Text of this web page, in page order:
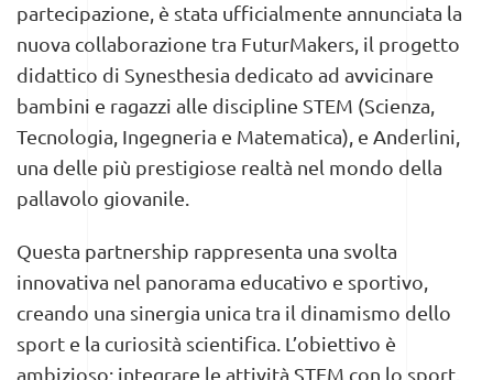
partecipazione, è stata ufficialmente annunciata la
nuova collaborazione tra FuturMakers, il progetto
didattico di Synesthesia dedicato ad avvicinare
bambini e ragazzi alle discipline STEM (Scienza,
Tecnologia, Ingegneria e Matematica), e Anderlini,
una delle più prestigiose realtà nel mondo della
pallavolo giovanile.
Questa partnership rappresenta una svolta
innovativa nel panorama educativo e sportivo,
creando una sinergia unica tra il dinamismo dello
sport e la curiosità scientifica. L’obiettivo è
ambizioso: integrare le attività STEM con lo sport,